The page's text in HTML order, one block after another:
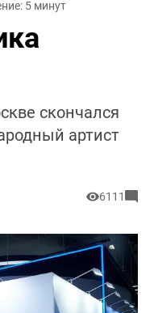
5 минут
скончался
артист
6111